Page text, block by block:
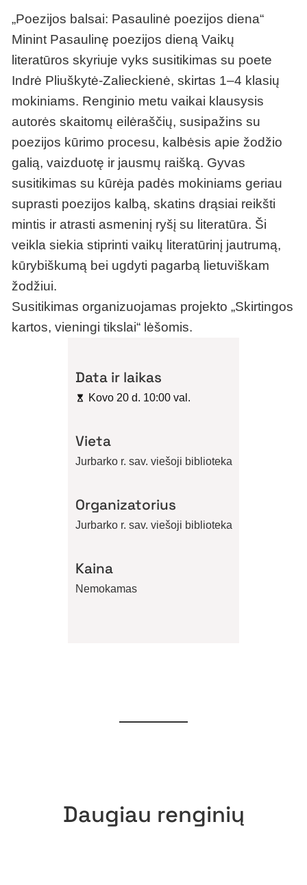
„Poezijos balsai: Pasaulinė poezijos diena“
Minint Pasaulinę poezijos dieną Vaikų
literatūros skyriuje vyks susitikimas su poete
Indrė Pliuškytė-Zalieckienė, skirtas 1–4 klasių
mokiniams. Renginio metu vaikai klausysis
autorės skaitomų eilėraščių, susipažins su
poezijos kūrimo procesu, kalbėsis apie žodžio
galią, vaizduotę ir jausmų raišką. Gyvas
susitikimas su kūrėja padės mokiniams geriau
suprasti poezijos kalbą, skatins drąsiai reikšti
mintis ir atrasti asmeninį ryšį su literatūra. Ši
veikla siekia stiprinti vaikų literatūrinį jautrumą,
kūrybiškumą bei ugdyti pagarbą lietuviškam
žodžiui.
Susitikimas organizuojamas projekto „Skirtingos
kartos, vieningi tikslai“ lėšomis.
Data ir laikas
Kovo 20 d. 10:00 val.
Vieta
Jurbarko r. sav. viešoji biblioteka
Organizatorius
Jurbarko r. sav. viešoji biblioteka
Kaina
Nemokamas
Daugiau renginių